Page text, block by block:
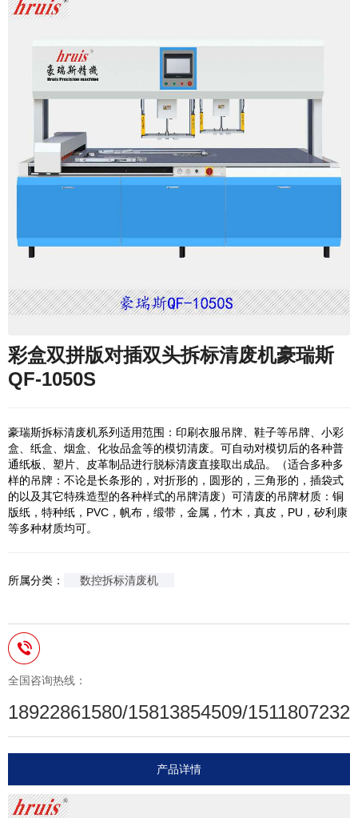
彩盒双拼版对插双头拆标清废机豪瑞斯
QF-1050S
豪瑞斯拆标清废机系列适用范围：印刷衣服吊牌、鞋子等吊牌、小彩
盒、纸盒、烟盒、化妆品盒等的模切清废。可自动对模切后的各种普
通纸板、塑片、皮革制品进行脱标清废直接取出成品。（适合多种多
样的吊牌：不论是长条形的，对折形的，圆形的，三角形的，插袋式
的以及其它特殊造型的各种样式的吊牌清废）可清废的吊牌材质：铜
版纸，特种纸，PVC，帆布，缎带，金属，竹木，真皮，PU，矽利康
等多种材质均可。
所属分类： 数控拆标清废机
全国咨询热线：
18922861580/15813854509/
产品详情